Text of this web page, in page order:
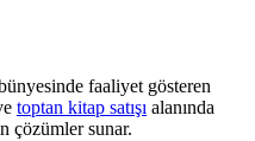
faaliyet gösteren
toptan kitap satışı alanında
çözümler sunar.